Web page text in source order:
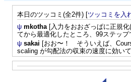
本日のツッコミ(全2件) [ツッコミを入
ψ mkotha[入力をおおざっぱに正規化
てから最適化したところ、99ステッ
ψ sakai [おお〜！ そういえば、
scaling が勾配法の収束の速度に効い